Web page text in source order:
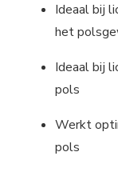
Ideaal bij
het
Ideaal bij
pols
Werkt
pols